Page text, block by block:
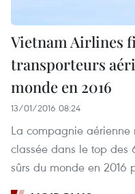
Vietnam Airlines
transporteurs
monde en 2016
13/01/2016 08:24
La compagnie
classée dans le top des
sûrs du monde en 2016